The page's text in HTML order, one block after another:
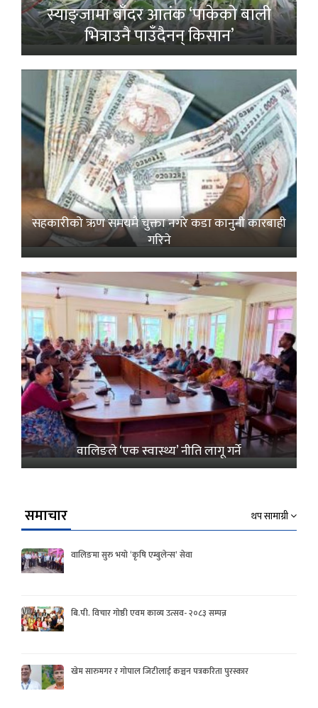
स्याङ्जामा बाँदर आतंक ‘पाकेको बाली
भित्राउनै पाउँदैनन् किसान’
सहकारीको ऋण समयमै चुक्ता नगरे कडा कानुनी कारबाही
गरिने
वालिङले ‘एक स्वास्थ्य’ नीति लागू गर्ने
समाचार थप सामाग्री
वालिङमा सुरु भयो ‘कृषि एम्बुलेन्स’ सेवा
बि.पी. विचार गोष्ठी एवम काव्य उत्सव- २०८३ सम्पन्न
खेम सारुमगर र गोपाल जिटीलाई कञ्चन पत्रकरिता पुरस्कार